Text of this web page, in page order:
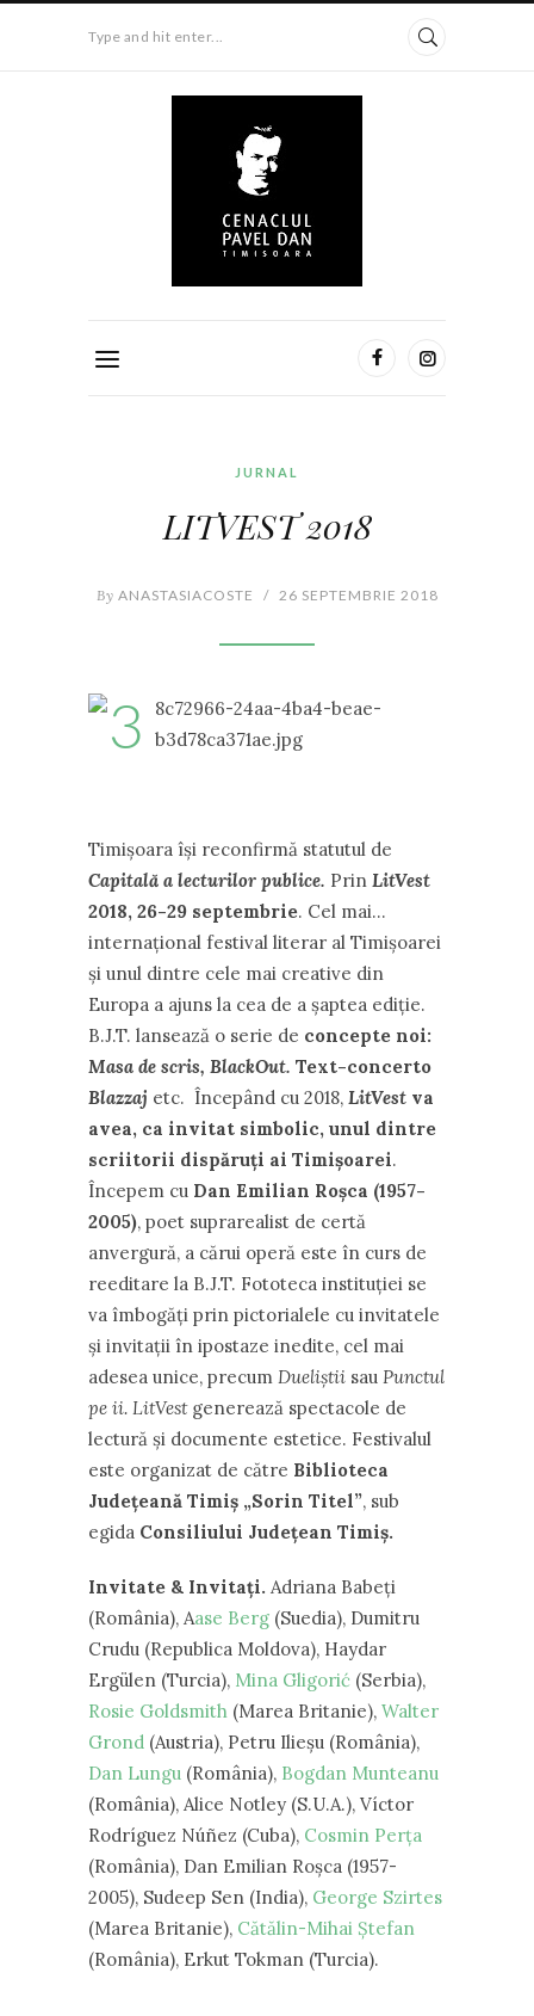
Type and hit enter...
JURNAL
LITVEST 2018
By ANASTASIACOSTE / 26 SEPTEMBRIE 2018
Timișoara își reconfirmă statutul de
Capitală a lecturilor publice. Prin LitVest
2018, 26-29 septembrie. Cel mai…
internațional festival literar al Timișoarei
și unul dintre cele mai creative din
Europa a ajuns la cea de a șaptea ediție.
B.J.T. lansează o serie de concepte noi:
Masa de scris, BlackOut. Text-concerto
Blazzaj etc. Începând cu 2018, LitVest va
avea, ca invitat simbolic, unul dintre
scriitorii dispăruți ai Timișoarei.
Începem cu Dan Emilian Roșca (1957-
2005), poet suprarealist de certă
anvergură, a cărui operă este în curs de
reeditare la B.J.T. Fototeca instituției se
va îmbogăți prin pictorialele cu invitatele
și invitații în ipostaze inedite, cel mai
adesea unice, precum Dueliștii sau Punctul
pe ii. LitVestgenerează spectacole de
lectură și documente estetice. Festivalul
este organizat de către Biblioteca
Județeană Timiș „Sorin Titel”, sub
egida Consiliului Județean Timiș.
Invitate & Invitați. Adriana Babeți
(România), Aase Berg (Suedia), Dumitru
Crudu (Republica Moldova), Haydar
Ergülen (Turcia), Mina Gligorić (Serbia),
Rosie Goldsmith (Marea Britanie), Walter
Grond (Austria), Petru Ilieșu (România),
Dan Lungu (România), Bogdan Munteanu
(România), Alice Notley (S.U.A.), Víctor
Rodríguez Núñez (Cuba), Cosmin Perța
(România), Dan Emilian Roșca (1957-
2005), Sudeep Sen (India), George Szirtes
(Marea Britanie), Cătălin-Mihai Ștefan
(România), Erkut Tokman (Turcia).